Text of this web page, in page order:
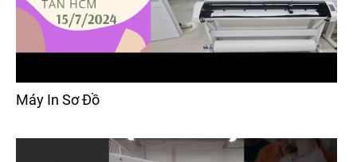
Máy In Sơ Đồ